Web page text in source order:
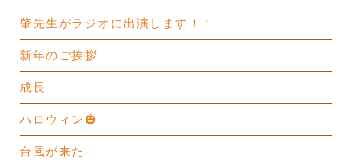
肇先生がラジオに出演します！！
新年のご挨拶
成長
ハロウィン🎃
台風が来た